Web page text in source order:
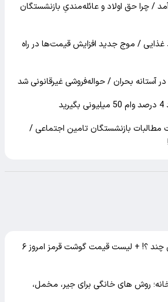
/ چرا حق اولاد و عائله‌مندیِ بازنشستگان
غذایی / موج جدید افزایش قیمت‌ها در راه
در آستانه بحران / حواله‌فروشی غیرقانونی شد
مطالبات بازنشستگان تامین اجتماعی /
گوشت خورشتی کیلویی چند ؟! + لیست قیمت گوشت قرمز امروز ۶
روش های خانگی برای جیر، مخمل،